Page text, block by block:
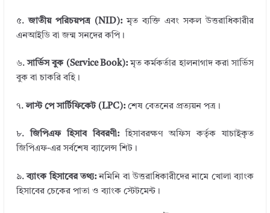
৫.জাতীয় পরিচয়পত্র (NID):মৃত ব্যক্তি এবং সকল উত্তরাধিকারীর
এনআইডি বা জন্ম সনদের কপি।
৬.সার্ভিস বুক (Service Book):মৃত কর্মকর্তার হালনাগাদ করা সার্ভিস
বুক বা চাকরি বহি।
৭.লাস্ট পে সার্টিফিকেট (LPC):শেষ বেতনের প্রত্যয়ন পত্র।
৮.জিপিএফ হিসাব বিবরণী:হিসাবরক্ষণ অফিস কর্তৃক যাচাইকৃত
জিপিএফ-এর সর্বশেষ ব্যালেন্স শিট।
৯.ব্যাংক হিসাবের তথ্য:নমিনি বা উত্তরাধিকারীদের নামে খোলা ব্যাংক
হিসাবের চেকের পাতা ও ব্যাংক স্টেটমেন্ট।